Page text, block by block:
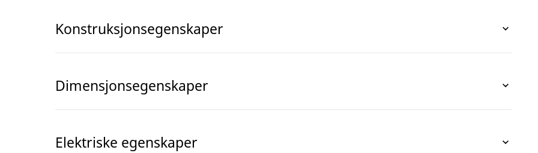
Konstruksjonsegenskaper
Dimensjonsegenskaper
Elektriske egenskaper